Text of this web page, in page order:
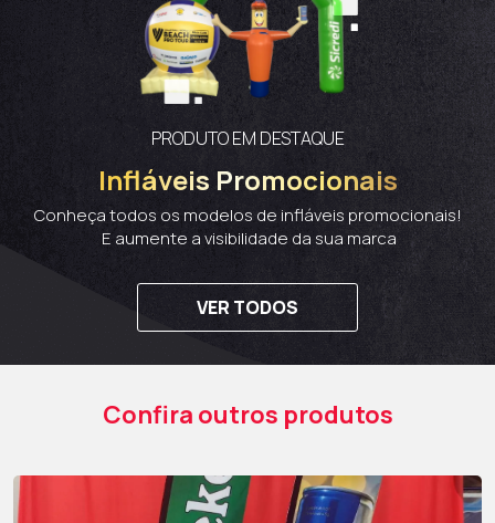
PRODUTO EM DESTAQUE
Infláveis Promocionais
Conheça todos os modelos de infláveis promocionais!
E aumente a visibilidade da sua marca
VER TODOS
Confira outros produtos